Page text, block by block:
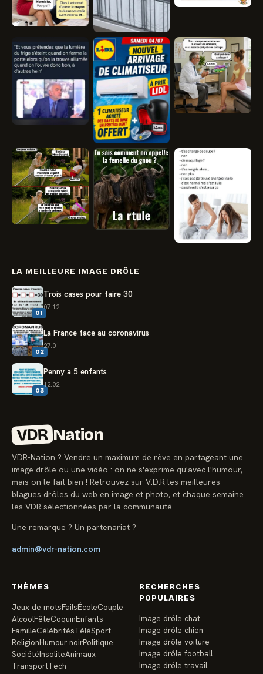
LA MEILLEURE IMAGE DRÔLE
01
Trois cases pour faire 30
07.12
02
La France face au coronavirus
27.01
03
Penny a 5 enfants
12.02
VDR Nation
VDR-Nation ? Vendre un maximum de rêve en partageant une
image drôle ou une vidéo : on ne s'exprime qu'avec l'humour,
mais on le fait bien ! Retrouvez sur V.D.R les meilleures
blagues drôles du web en image et photo, et chaque semaine
les VDR sélectionnées par la communauté.
Une remarque ? Un partenariat ?
admin@vdr-nation.com
THÈMES
Jeux de motsFailsÉcoleCouple
AlcoolFêteCoquinEnfants
FamilleCélébritésTéléSport
ReligionHumour noirPolitique
SociétéInsoliteAnimaux
TransportTech
RECHERCHES
POPULAIRES
Image drôle chat
Image drôle chien
Image drôle voiture
Image drôle football
Image drôle travail